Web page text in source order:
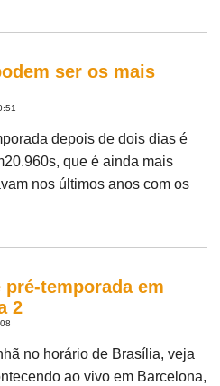
ser os mais
depois de dois dias é
que é ainda mais
nos últimos anos com os
temporada em
2
no horário de Brasília, veja
ao vivo em Barcelona,